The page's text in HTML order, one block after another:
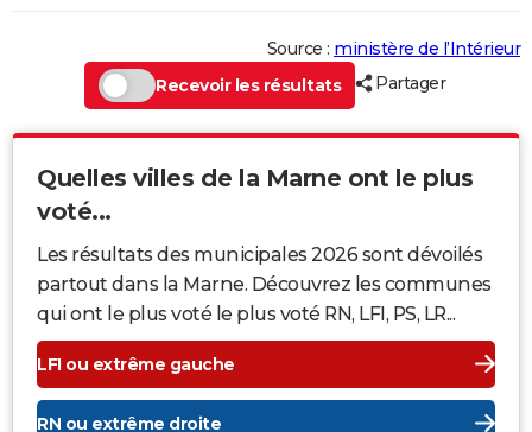
Source : ministère de l’Intérieur
Recevoir les résultats
Partager
Quelles villes de la Marne ont le plus
voté...
Les résultats des municipales 2026 sont dévoilés
partout dans la Marne. Découvrez les communes
qui ont le plus voté le plus voté RN, LFI, PS, LR...
LFI ou extrême gauche
RN ou extrême droite